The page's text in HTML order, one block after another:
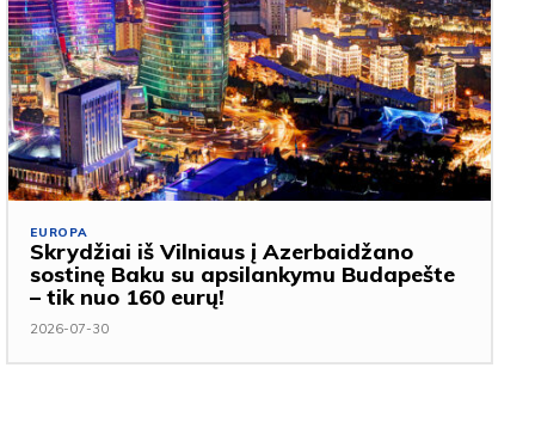
EUROPA
Skrydžiai iš Vilniaus į Azerbaidžano
sostinę Baku su apsilankymu Budapešte
– tik nuo 160 eurų!
2026-07-30